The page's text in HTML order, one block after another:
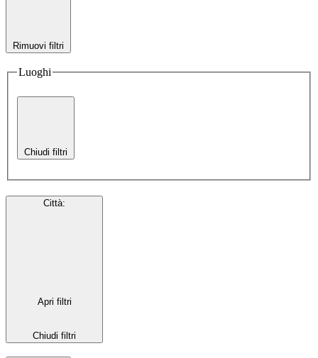
Rimuovi filtri
Luoghi
Chiudi filtri
Città:
Apri filtri
Chiudi filtri